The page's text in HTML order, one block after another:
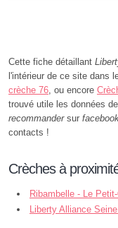
Cette fiche détaillant
l'intérieur de ce site dans
crèche 76 , ou encore
trouvé utile les données
recommandersur
contacts !
Crèches à
Ribambelle - Le
Liberty Alliance